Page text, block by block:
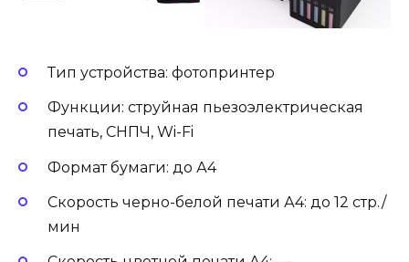
Тип устройства: фотопринтер
Функции: струйная пьезоэлектрическая
печать, СНПЧ, Wi-Fi
Формат бумаги: до А4
Скорость черно-белой печати А4: до 12 стр./
мин